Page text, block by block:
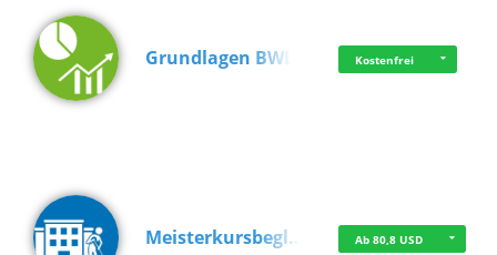
Grundlagen BWL Kostenfrei
Meisterkursbegl… Ab 80,8 USD